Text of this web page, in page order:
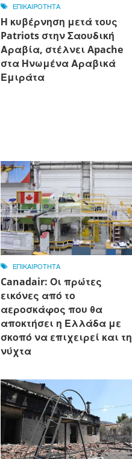
ΕΠΙΚΑΙΡΟΤΗΤΑ
Η κυβέρνηση μετά τους
Patriots στην Σαουδική
Αραβία, στέλνει Apache
στα Ηνωμένα Αραβικά
Εμιράτα
ΕΠΙΚΑΙΡΟΤΗΤΑ
Canadair: Οι πρώτες
εικόνες από το
αεροσκάφος που θα
αποκτήσει η Ελλάδα με
σκοπό να επιχειρεί και τη
νύχτα